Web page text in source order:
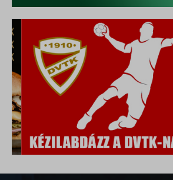
cato_fw_inet
chatbase_anon_id
cookieyes-consent
domain
i18next